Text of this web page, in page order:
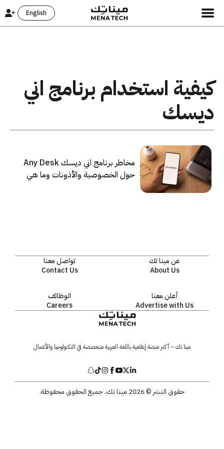
English
كيفية استخدام برنامج اني
ديسك
مخاطر برنامج اني ديسك Any Desk
حول الخصوصية والأذونات وما هي
عن مينا تك
About Us
تواصل معنا
Contact Us
أعلن معنا
Advertise with Us
الوظائف
Careers
مينا تك – أكبر منصة إعلامية باللغة العربية متخصصة في التكنولوجيا والأعمال
حقوق النشر © 2026 مينا تك. جميع الحقوق محفوظة.